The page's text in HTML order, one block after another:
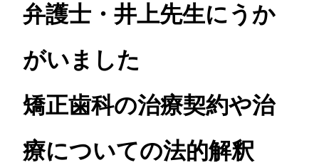
弁護士・井上先生にうか
がいました
矯正歯科の治療契約や治
療についての法的解釈